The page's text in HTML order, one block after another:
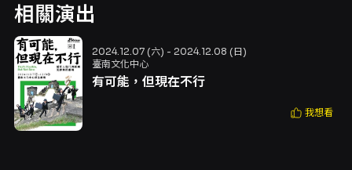
相關演出
2024.12.07 (六) - 2024.12.08 (日)
臺南文化中心
有可能，但現在不行
我想看